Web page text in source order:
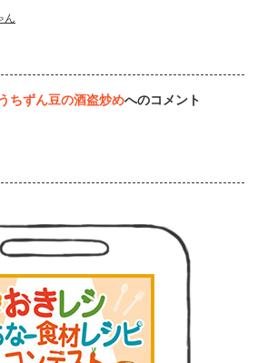
ん
ちずん豆の酒盗炒めへのコメント